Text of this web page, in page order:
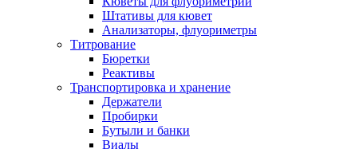
Штативы для кювет
Анализаторы, флуориметры
Титрование
Бюретки
Реактивы
Транспортировка и хранение
Держатели
Пробирки
Бутыли и банки
Виалы